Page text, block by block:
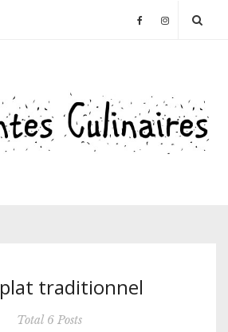
traditionnel
Total 6 Posts